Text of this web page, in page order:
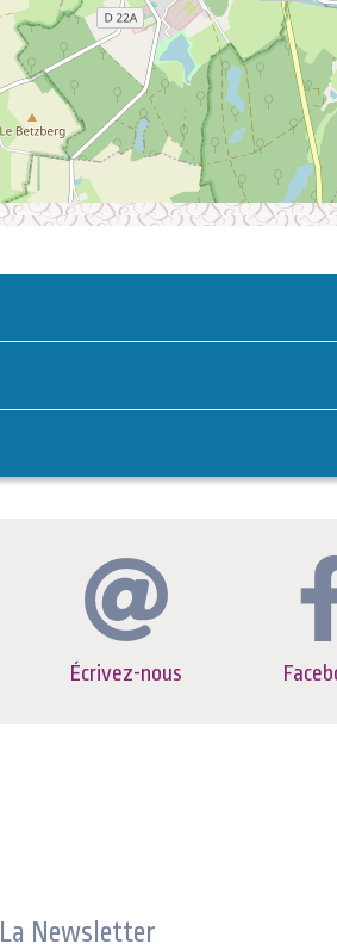
Écrivez-nous
La Newsletter